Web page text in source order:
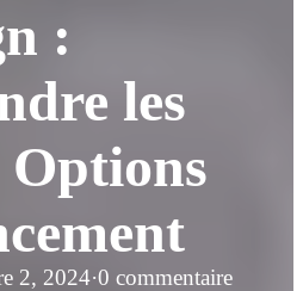
:
les
2, 2024·0 commentaire